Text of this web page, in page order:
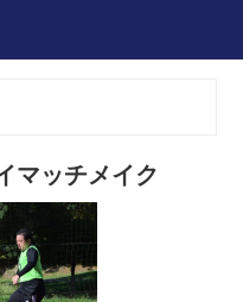
マッチメイク